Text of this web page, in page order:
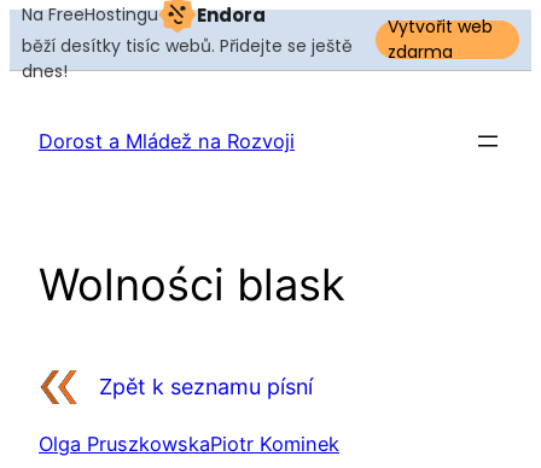
Na FreeHostingu Endora
běží desítky tisíc webů. Přidejte se ještě
dnes!
Vytvořit web
zdarma
obsah
Dorost a Mládež na Rozvoji
Wolności blask
Zpět k seznamu písní
Olga PruszkowskaPiotr Kominek